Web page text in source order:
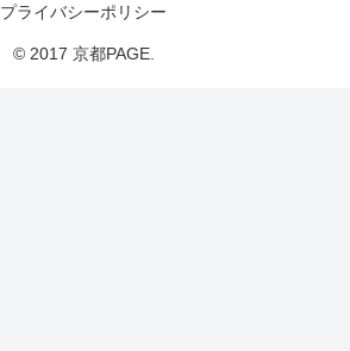
プライバシーポリシー
© 2017 京都PAGE.